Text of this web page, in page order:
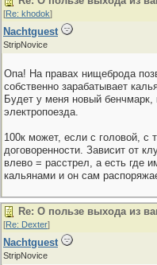
[Re: khodok]
Nachtguest
StripNovice
Опа! На правах нищеброда
собственно зарабатывает
Будет у меня новый бенчмарк,
электропоезда.
100к может, если с головой, с
договоренности. Зависит от
влево = расстрел, а есть где
кальянами и он сам
Re: О пользе выхода из
[Re: Dexter]
Nachtguest
StripNovice